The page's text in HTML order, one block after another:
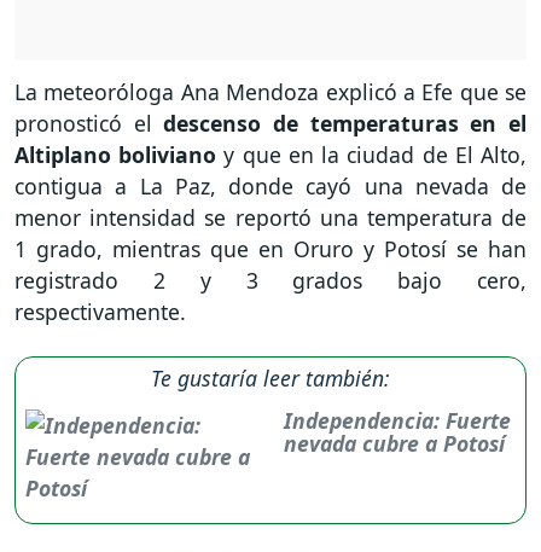
La meteoróloga Ana Mendoza explicó a Efe que se
pronosticó el descenso de temperaturas en el
Altiplano bolivianoy que en la ciudad de El Alto,
contigua a La Paz, donde cayó una nevada de
menor intensidad se reportó una temperatura de
1 grado, mientras que en Oruro y Potosí se han
registrado 2 y 3 grados bajo cero,
respectivamente.
Te gustaría leer también:
Independencia: Fuerte
nevada cubre a Potosí